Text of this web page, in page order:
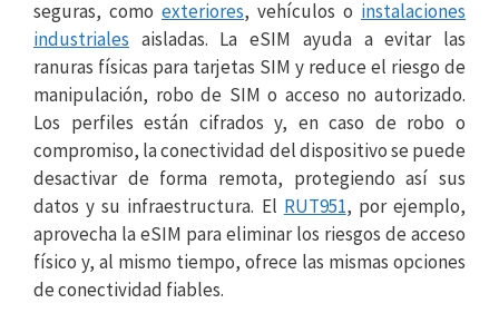
seguras, como exteriores, vehículos o instalaciones
industriales aisladas. La eSIM ayuda a evitar las
ranuras físicas para tarjetas SIM y reduce el riesgo de
manipulación, robo de SIM o acceso no autorizado.
Los perfiles están cifrados y, en caso de robo o
compromiso, la conectividad del dispositivo se puede
desactivar de forma remota, protegiendo así sus
datos y su infraestructura. El RUT951, por ejemplo,
aprovecha la eSIM para eliminar los riesgos de acceso
físico y, al mismo tiempo, ofrece las mismas opciones
de conectividad fiables.